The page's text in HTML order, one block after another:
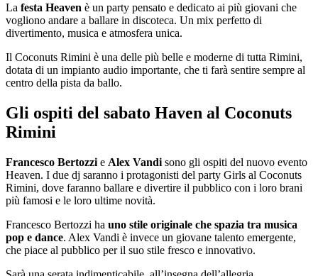
La festa Heaven è un party pensato e dedicato ai più giovani che
vogliono andare a ballare in discoteca. Un mix perfetto di
divertimento, musica e atmosfera unica.
Il Coconuts Rimini è una delle più belle e moderne di tutta Rimini,
dotata di un impianto audio importante, che ti farà sentire sempre al
centro della pista da ballo.
Gli ospiti del sabato Haven al Coconuts
Rimini
Francesco Bertozzi e Alex Vandi sono gli ospiti del nuovo evento
Heaven. I due dj saranno i protagonisti del party Girls al Coconuts
Rimini, dove faranno ballare e divertire il pubblico con i loro brani
più famosi e le loro ultime novità.
Francesco Bertozzi ha uno stile originale che spazia tra musica
pop e dance. Alex Vandi è invece un giovane talento emergente,
che piace al pubblico per il suo stile fresco e innovativo.